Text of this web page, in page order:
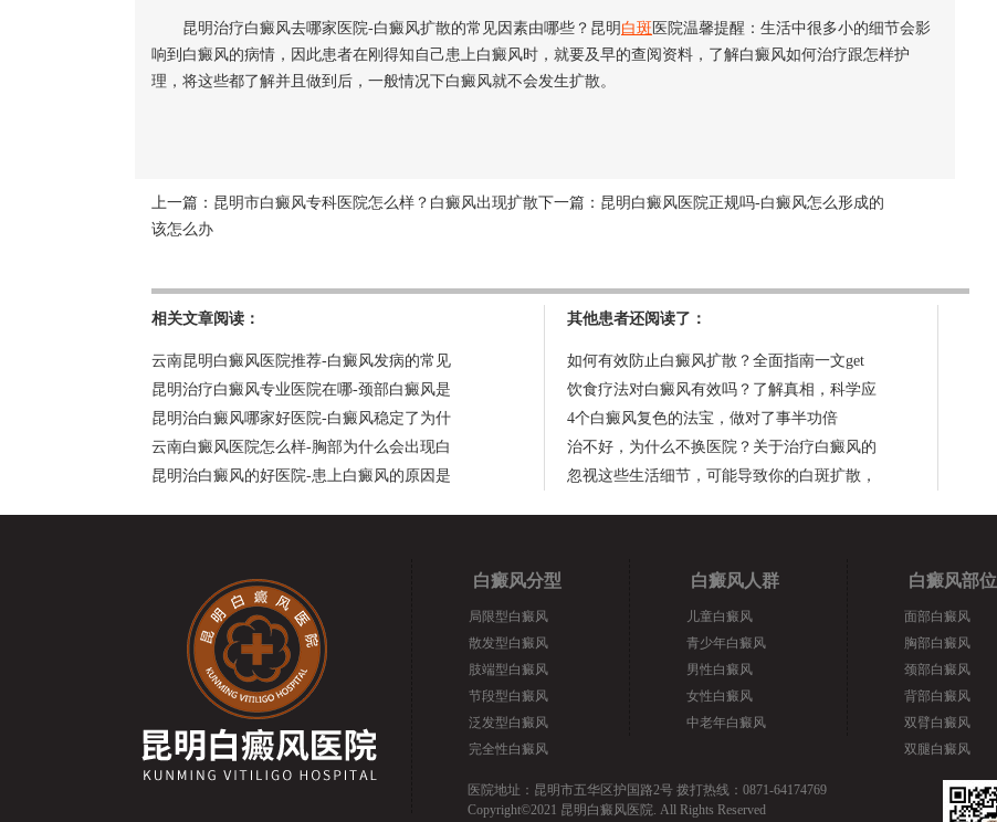
昆明治疗白癜风去哪家医院-白癜风扩散的常见因素由哪些？昆明 白斑 医院温馨提醒：生活中很多小的细节会影
响到白癜风的病情，因此患者在刚得知自己患上白癜风时，就要及早的查阅资料，了解白癜风如何治疗跟怎样护
理，将这些都了解并且做到后，一般情况下白癜风就不会发生扩散。
上一篇： 昆明市白癜风专科医院怎么样？白癜风出现扩散
该怎么办
下一篇： 昆明白癜风医院正规吗-白癜风怎么形成的
相关文章阅读：
云南昆明白癜风医院推荐-白癜风发病的常见
昆明治疗白癜风专业医院在哪-颈部白癜风是
昆明治白癜风哪家好医院-白癜风稳定了为什
云南白癜风医院怎么样-胸部为什么会出现白
昆明治白癜风的好医院-患上白癜风的原因是
其他患者还阅读了：
如何有效防止白癜风扩散？全面指南一文get
饮食疗法对白癜风有效吗？了解真相，科学应
4个白癜风复色的法宝，做对了事半功倍
治不好，为什么不换医院？关于治疗白癜风的
忽视这些生活细节，可能导致你的白斑扩散，
白癜风分型
局限型白癜风
散发型白癜风
肢端型白癜风
节段型白癜风
泛发型白癜风
完全性白癜风
白癜风人群
儿童白癜风
青少年白癜风
男性白癜风
女性白癜风
中老年白癜风
白癜风部位
面部白癜风
胸部白癜风
颈部白癜风
背部白癜风
双臂白癜风
双腿白癜风
医院地址：昆明市五华区护国路2号 拨打热线：0871-64174769
Copyright©2021 昆明白癜风医院. All Rights Reserved